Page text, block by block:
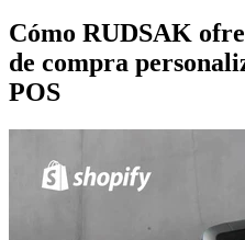
Cómo RUDSAK
de compra
POS